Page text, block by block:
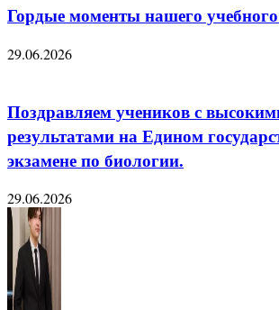
Гордые моменты нашего учебного
29.06.2026
Поздравляем учеников с
результатами на Едином
экзамене по биологии.
29.06.2026